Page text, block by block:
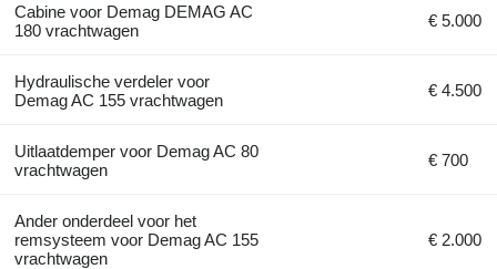
Cabine voor Demag DEMAG AC
180 vrachtwagen
€ 5.000
Hydraulische verdeler voor
Demag AC 155 vrachtwagen
€ 4.500
Uitlaatdemper voor Demag AC 80
vrachtwagen
€ 700
Ander onderdeel voor het
remsysteem voor Demag AC 155
vrachtwagen
€ 2.000